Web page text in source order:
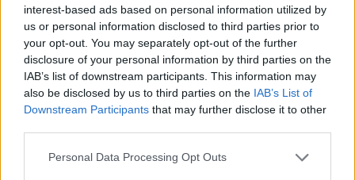
interest-based ads based on personal information utilized by
us or personal information disclosed to third parties prior to
your opt-out. You may separately opt-out of the further
disclosure of your personal information by third parties on the
IAB’s list of downstream participants. This information may
also be disclosed by us to third parties on the IAB’s List of
Downstream Participants that may further disclose it to other
Personal Data Processing Opt Outs